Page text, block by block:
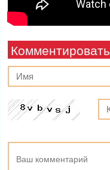
Комментировать